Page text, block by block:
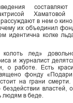
в нем о
их объединил
идентична колке
лед»
и журналист
о работе. Есть
фонду
на грани
бездействии властей,
людям в беде.